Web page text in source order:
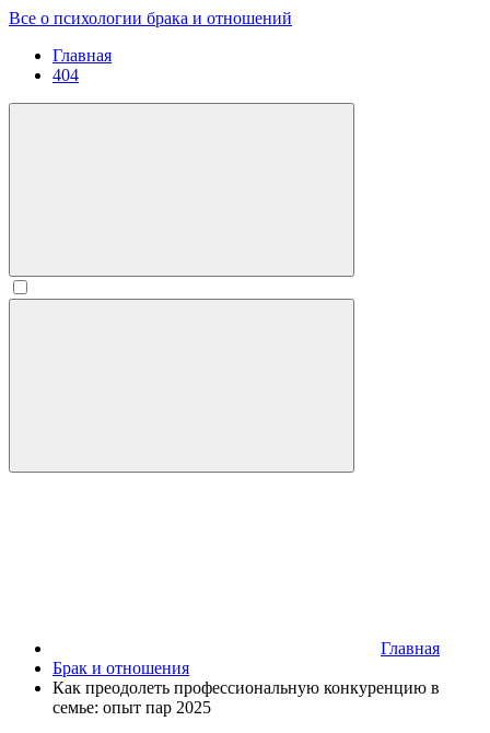
Все о психологии брака и отношений
Главная
404
Главная
Брак и отношения
Как преодолеть профессиональную конкуренцию в
семье: опыт пар 2025